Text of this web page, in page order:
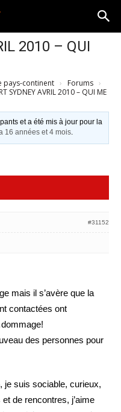
2010 – QUI
pays-continent › Forums ›
SYDNEY AVRIL 2010 – QUI ME
et a été mis à jour pour la
16 années et 4 mois.
#31152
mais il s’avère que la
contactées ont
des personnes pour
je suis sociable, curieux,
de rencontres, j’aime